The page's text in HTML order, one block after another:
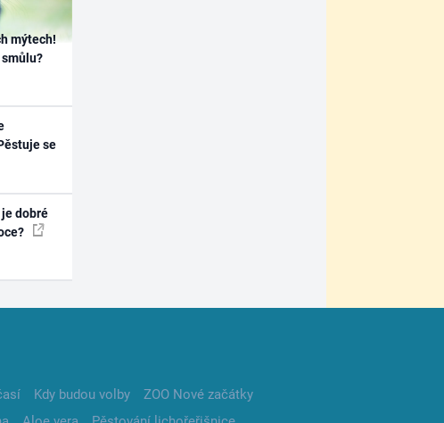
mýtech!
se
dobré
Kdy budou volby
ZOO Nové začátky